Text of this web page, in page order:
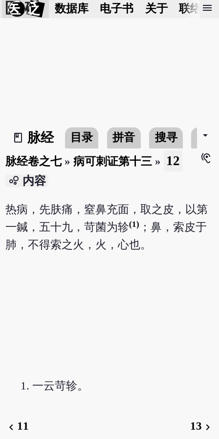
医 砭 数据库 电子书 关于 联络我
menu
book_2
脉经 目录 拼音 搜寻 书介
arrow_drop_down
脉经卷之七»病可刺证第十三 » 12
hearing
bubble_chart 内容
热病，先肤痛，窒鼻充面，取之皮，以第
一鍼，五十九，苛菌为轸(1) ；鼻，索皮于
肺，不得索之火，火，心也。
一云苛轸。
chevron_left 11 13 chevron_right